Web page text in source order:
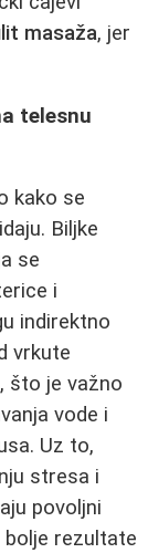
masaža, jer
telesnu
kako se
Biljke
se
i
indirektno
vrkute
što je važno
vode i
Uz to,
stresa i
povoljni
bolje rezultate